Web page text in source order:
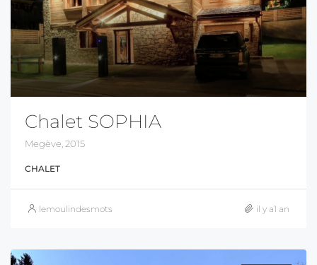
Chalet SOPHIA
Megève, 2015
CHALET
lemoulindesmots il y a1 an